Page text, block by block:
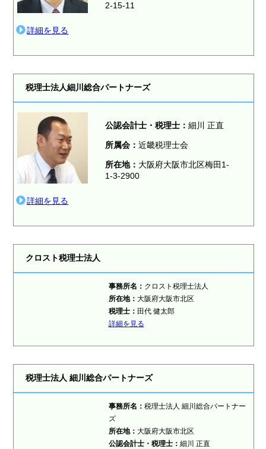
詳細を見る
2-15-11
税理士法人細川総合パートナーズ
詳細を見る
公認会計士・税理士：細川 正直
所属会：近畿税理士会
所在地： 大阪府大阪市北区梅田1-
1-3-2900
クロスト税理士法人
事務所名： クロスト税理士法人
所在地： 大阪府大阪市北区
税理士： 田代 健太郎
詳細を見る
税理士法人 細川総合パートナーズ
事務所名： 税理士法人 細川総合パートナー
ズ
所在地： 大阪府大阪市北区
公認会計士・税理士： 細川 正直